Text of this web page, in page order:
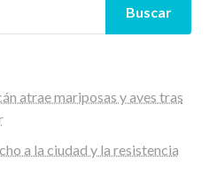
Buscar
atrae mariposas y aves tras
a la ciudad y la resistencia